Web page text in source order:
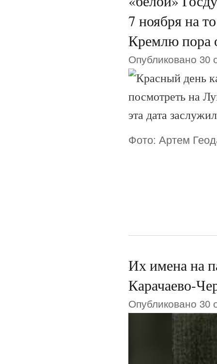
7 ноября на
Кремлю пора
Опубликовано 30
Фото: Артем
Их имена на
Карачаево-
Опубликовано 30